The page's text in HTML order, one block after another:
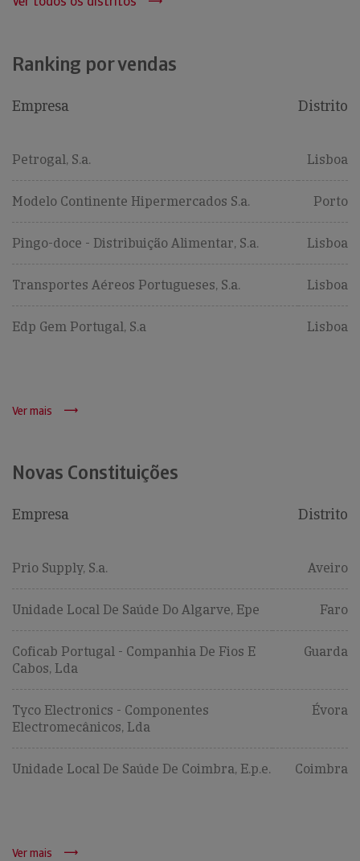
Ranking por vendas
Empresa Distrito
Petrogal, S.a. Lisboa
Modelo Continente Hipermercados S.a. Porto
Pingo-doce - Distribuição Alimentar, S.a. Lisboa
Transportes Aéreos Portugueses, S.a. Lisboa
Edp Gem Portugal, S.a Lisboa
Ver mais
Novas Constituições
Empresa Distrito
Prio Supply, S.a. Aveiro
Unidade Local De Saúde Do Algarve, Epe Faro
Coficab Portugal - Companhia De Fios E
Cabos, Lda
Guarda
Tyco Electronics - Componentes
Electromecânicos, Lda
Évora
Unidade Local De Saúde De Coimbra, E.p.e. Coimbra
Ver mais